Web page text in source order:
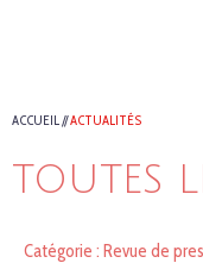
ACCUEIL//ACTUALITÉS
TOUTES
Catégorie : Revue de